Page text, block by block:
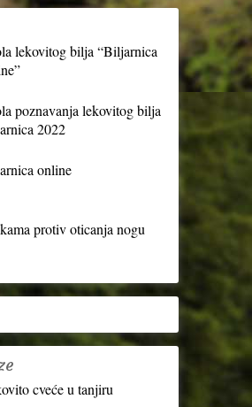
lekovitog bilja “Biljarnica
poznavanja lekovitog bilja
2022
online
protiv oticanja nogu
cveće u tanjiru